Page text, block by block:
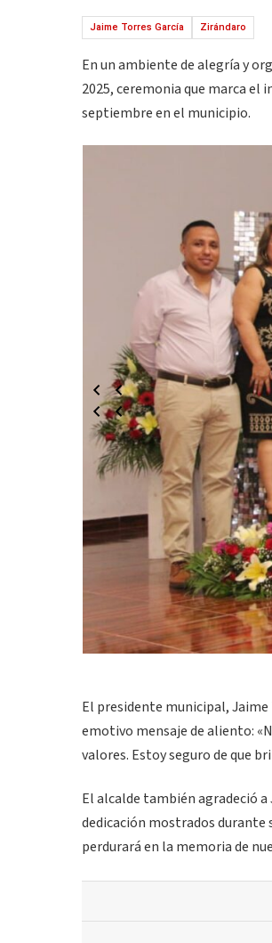
Jaime Torres García Zirándaro
En un ambiente de alegría y
2025, ceremonia que marca el
septiembre en el municipio.
El presidente municipal, Jaime
emotivo mensaje de aliento:
valores. Estoy seguro de que
El alcalde también agradeció
dedicación mostrados durante
perdurará en la memoria de